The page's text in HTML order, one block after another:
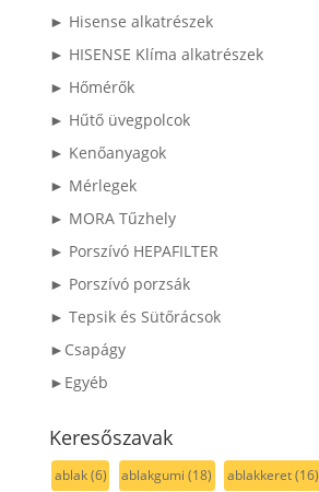
► Hisense alkatrészek
► HISENSE Klíma alkatrészek
► Hőmérők
► Hűtő üvegpolcok
► Kenőanyagok
► Mérlegek
► MORA Tűzhely
► Porszívó HEPAFILTER
► Porszívó porzsák
► Tepsik és Sütőrácsok
►Csapágy
►Egyéb
Keresőszavak
ablak(6) ablakgumi (18) ablakkeret(16)